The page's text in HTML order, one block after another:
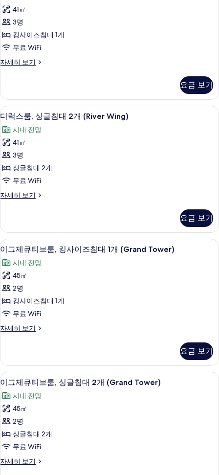
View)
사
진
모
두
보
개
Wing,
Bund
View)
자
세
스
룸,
킹
사
이
즈
대
개
사
진
모
두
보
기
41㎡
3명
킹사이즈침대 1개
무료 WiFi
자세히 보기
디
킹
사
이
즈
침
대
개
자
세
히
보
요금 보기
디
럭
스
룸,
싱
글
침
대
개
(River
Wing)
사
진
모
두
보
기
12
디럭스룸, 싱글침대 2개 (River Wing)
시내 전망
41㎡
3명
싱글침대 2개
무료 WiFi
자세히 보기
디
싱
글
침
대
2
개
Wing)
자
세
히
보
요금 보기
이
그
제
큐
티
브
룸,
킹
이
즈
침
대
1
개
(Grand
Tower)
사
진
1 개의 침실, 이집트산 면 시트, 고급 침
14
이그제큐티브룸, 킹사이즈침대 1개 (Grand Tower)
시내 전망
45㎡
2명
킹사이즈침대 1개
무료 WiFi
자세히 보기
이
티
브
룸,
킹
사
이
침
대
개
(Grand
요금 보기
이
그
제
큐
티
브
룸,
싱
1 개의 침실, 이집트산 면 시트, 고급 침
15
이그제큐티브룸, 싱글침대 2개 (Grand Tower)
시내 전망
45㎡
2명
싱글침대 2개
무료 WiFi
자세히 보기
이